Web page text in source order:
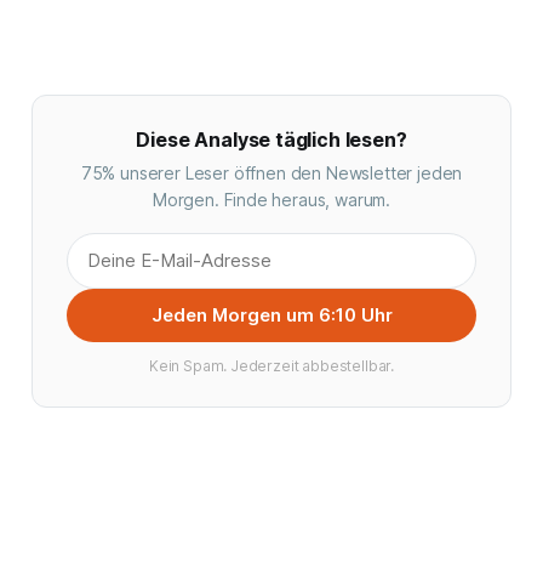
Diese Analyse täglich lesen?
75% unserer Leser öffnen den Newsletter jeden
Morgen. Finde heraus, warum.
Jeden Morgen um 6:10 Uhr
Kein Spam. Jederzeit abbestellbar.